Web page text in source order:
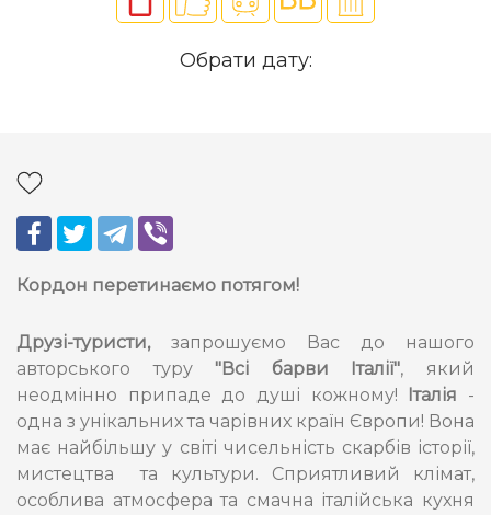
Обрати дату:
Кордон перетинаємо потягом!
Друзі-туристи,запрошуємо Вас до нашого
авторського туру "Всі барви Італії", який
неодмінно припаде до душі кожному! Італія -
одна з унікальних та чарівних країн Європи! Вона
має найбільшу у світі чисельність скарбів історії,
мистецтва та культури. Сприятливий клімат,
особлива атмосфера та смачна італійська кухня